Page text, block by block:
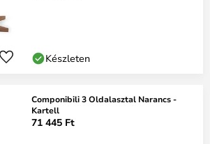
Készleten
Componibili 3 Oldalasztal Narancs -
Kartell
71 445 Ft